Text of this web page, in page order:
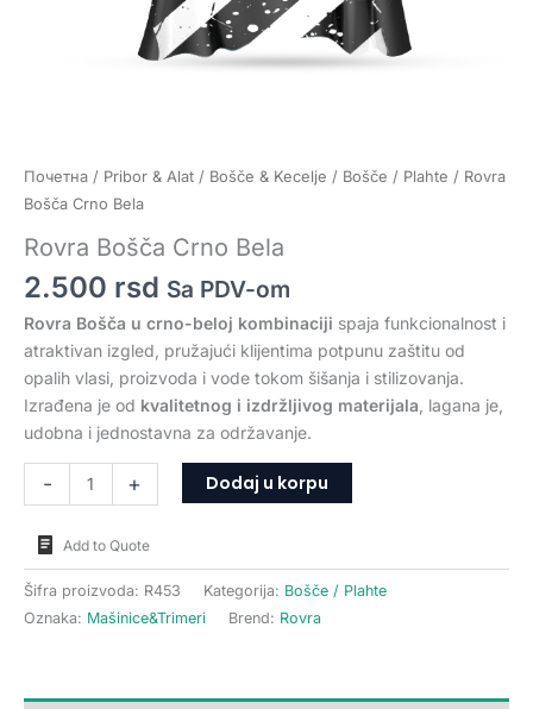
Почетна / Pribor & Alat / Bošče & Kecelje / Bošče / Plahte / Rovra
Bošča Crno Bela
Rovra Bošča Crno Bela
2.500 rsd Sa PDV-om
Rovra Bošča u crno-beloj kombinaciji spaja funkcionalnost i
atraktivan izgled, pružajući klijentima potpunu zaštitu od
opalih vlasi, proizvoda i vode tokom šišanja i stilizovanja.
Izrađena je od kvalitetnog i izdržljivog materijala , lagana je,
udobna i jednostavna za održavanje.
- + Dodaj u korpu
Add to Quote
Šifra proizvoda: R453 Kategorija: Bošče / Plahte
Oznaka: Mašinice&Trimeri Brend: Rovra